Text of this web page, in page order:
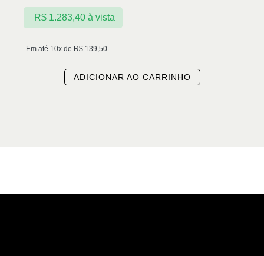
Em até 10x de R$ 139,50
R$1.283,40 à vista
ADICIONAR AO CARRINHO